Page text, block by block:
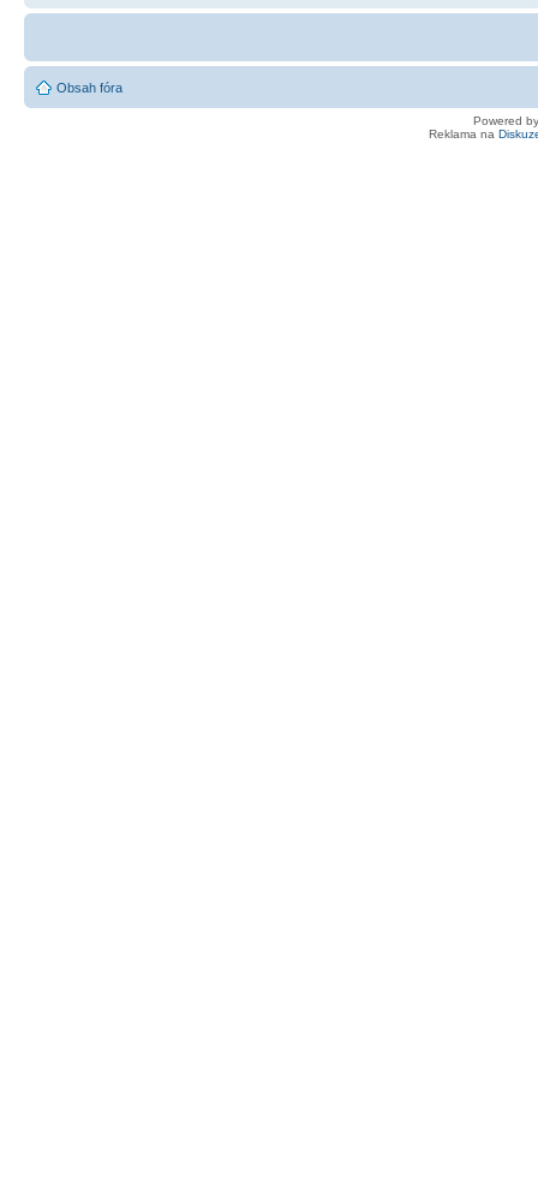
Obsah fóra
Powered
Reklama na